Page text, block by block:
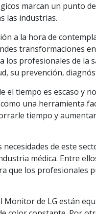
marcan un punto
las industrias.
a la hora de
transformaciones
los profesionales de la
su prevención,
el tiempo es escaso y
una herramienta
tiempo y
de este
médica. Entre
que los profesionales
Monitor de LG están